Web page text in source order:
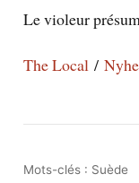
Le violeur
The Local /
Mots-clés : Suède